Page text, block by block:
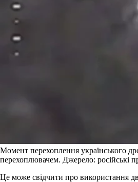
Момент перехоплення українського
перехоплювачем. Джерело: російські
Це може свідчити про використання